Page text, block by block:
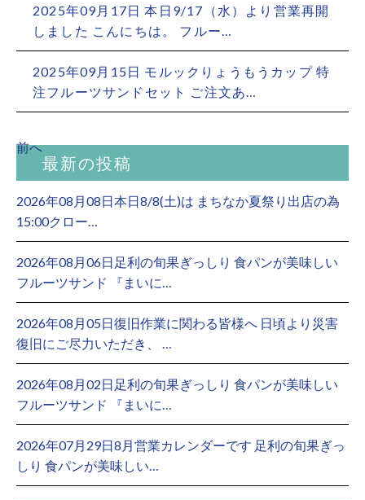
2025年09月17日 本日9/17（水）より営業再開
しました こんにちは。 フルー…
2025年09月15日 モルックりょうもうカップ 特
注フルーツサンドセット ご注文あ…
前へ
最新の投稿
2026年08月08日本日8/8(土)は まちなか夏祭り出店の為
15:00クロー…
2026年08月06日足利の旬果ぎっしり 食パンが美味しい
フルーツサンド 『まいに…
2026年08月05日復旧作業に関わる皆様へ 日頃より災害
復旧にご尽力いただき、 …
2026年08月02日足利の旬果ぎっしり 食パンが美味しい
フルーツサンド 『まいに…
2026年07月29日8月営業カレンダーです 足利の旬果ぎっ
しり 食パンが美味しい…